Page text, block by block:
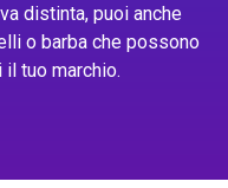
distinta, puoi anche
o barba che possono
il tuo marchio.